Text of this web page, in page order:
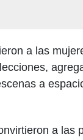
a las
a
a las